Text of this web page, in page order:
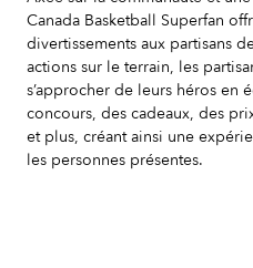
Canada Basketball Superfan
divertissements aux partisans
actions sur le terrain, les
s’approcher de leurs héros en
concours, des cadeaux, des
et plus, créant ainsi une
les personnes présentes.